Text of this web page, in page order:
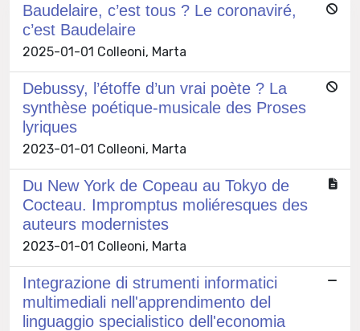
Baudelaire, c’est tous ? Le coronaviré,
c’est Baudelaire
2025-01-01 Colleoni, Marta
Debussy, l’étoffe d’un vrai poète ? La
synthèse poétique-musicale des Proses
lyriques
2023-01-01 Colleoni, Marta
Du New York de Copeau au Tokyo de
Cocteau. Impromptus moliéresques des
auteurs modernistes
2023-01-01 Colleoni, Marta
Integrazione di strumenti informatici
multimediali nell'apprendimento del
linguaggio specialistico dell'economia